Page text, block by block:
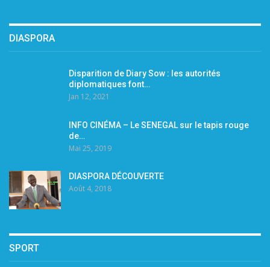
DIASPORA
Disparition de Diary Sow : les autorités
diplomatiques font…
Jan 12, 2021
INFO CINÉMA – Le SENEGAL sur le tapis rouge
de…
Mai 25, 2019
DIASPORA DÉCOUVERTE
Août 4, 2018
SPORT